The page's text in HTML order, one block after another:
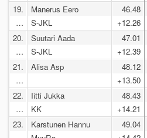
19.
…
Manerus Eero
S-JKL
46.48
+12.26
20.
…
Suutari Aada
S-JKL
47.01
+12.39
21.
…
Alisa Asp
48.12
+13.50
22.
…
Iitti Jukka
KK
48.43
+14.21
23.
Karstunen Hannu
49.04